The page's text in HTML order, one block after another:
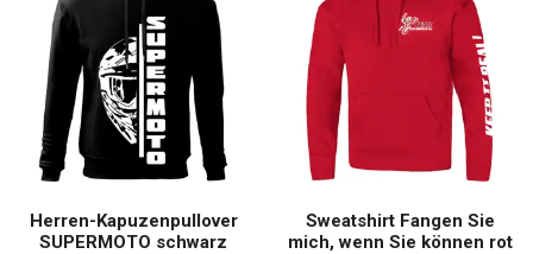
Herren-Kapuzenpullover
SUPERMOTO schwarz
Sweatshirt Fangen Sie
mich, wenn Sie können rot